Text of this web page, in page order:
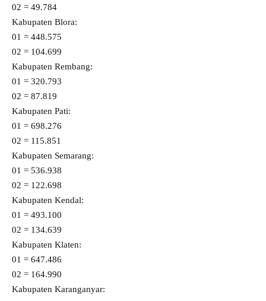
02 = 49.784
Kabupaten Blora:
01 = 448.575
02 = 104.699
Kabupaten Rembang:
01 = 320.793
02 = 87.819
Kabupaten Pati:
01 = 698.276
02 = 115.851
Kabupaten Semarang:
01 = 536.938
02 = 122.698
Kabupaten Kendal:
01 = 493.100
02 = 134.639
Kabupaten Klaten:
01 = 647.486
02 = 164.990
Kabupaten Karanganyar: